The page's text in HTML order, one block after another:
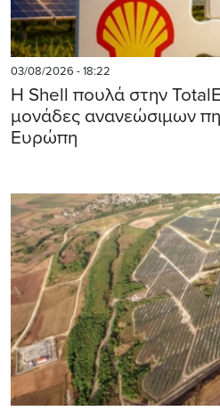
03/08/2026 - 18:22
Η Shell πουλά στην
μονάδες ανανεώσιμων
Ευρώπη